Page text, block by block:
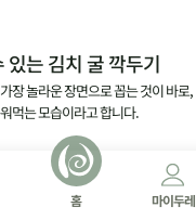
있는 김치 굴 깍두기
장 놀라운 장면으로 꼽는 것이 바로,
먹는 모습이라고 합니다.
홈 마이두레